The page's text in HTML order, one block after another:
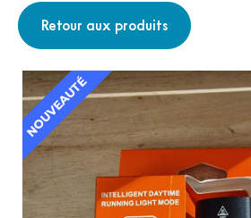
Retour aux produits